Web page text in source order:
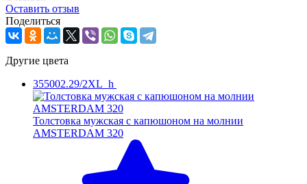
Оcтавить отзыв
Поделиться
Другие цвета
355002.29/2XL_h
Толстовка мужская с капюшоном на молнии
AMSTERDAM 320